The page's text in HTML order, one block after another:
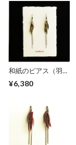
和紙のピアス（羽）
¥6,380